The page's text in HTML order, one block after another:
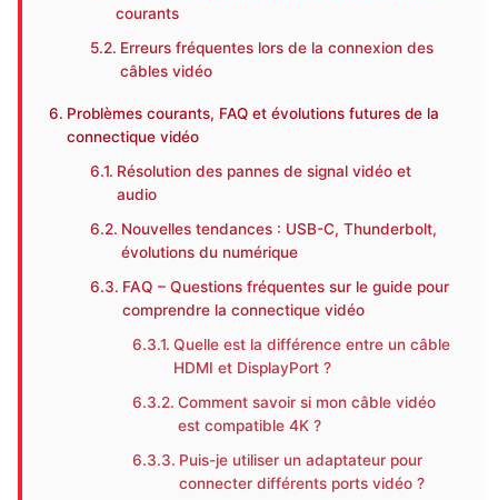
courants
Erreurs fréquentes lors de la connexion des
câbles vidéo
Problèmes courants, FAQ et évolutions futures de la
connectique vidéo
Résolution des pannes de signal vidéo et
audio
Nouvelles tendances : USB-C, Thunderbolt,
évolutions du numérique
FAQ – Questions fréquentes sur le guide pour
comprendre la connectique vidéo
Quelle est la différence entre un câble
HDMI et DisplayPort ?
Comment savoir si mon câble vidéo
est compatible 4K ?
Puis-je utiliser un adaptateur pour
connecter différents ports vidéo ?